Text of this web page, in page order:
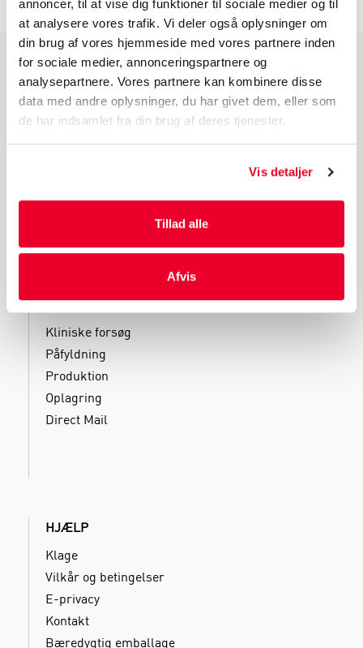
annoncer, til at vise dig funktioner til sociale medier og til
at analysere vores trafik. Vi deler også oplysninger om
din brug af vores hjemmeside med vores partnere inden
for sociale medier, annonceringspartnere og
analysepartnere. Vores partnere kan kombinere disse
data med andre oplysninger, du har givet dem, eller som
de har indsamlet fra din brug af deres tjenester.
Vis detaljer
Tillad alle
Afvis
PRODUKTGRUPPER
Industri Emballage
Reklame Emballage
Kuverter Og Emballage Til Forsendelse
SERVICES
Kliniske forsøg
Påfyldning
Produktion
Oplagring
Direct Mail
HJÆLP
Klage
Vilkår og betingelser
E-privacy
Kontakt
Bæredygtig emballage